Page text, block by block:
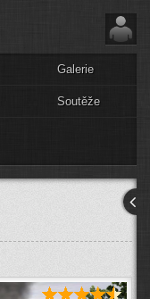
Galerie
Soutěže